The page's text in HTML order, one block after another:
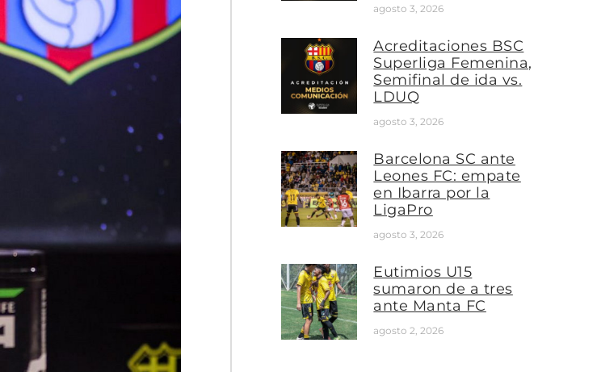
agosto 3, 2026
Acreditaciones BSC
Superliga Femenina,
Semifinal de ida vs.
LDUQ
agosto 3, 2026
Barcelona SC ante
Leones FC: empate
en Ibarra por la
LigaPro
agosto 3, 2026
Eutimios U15
sumaron de a tres
ante Manta FC
agosto 2, 2026